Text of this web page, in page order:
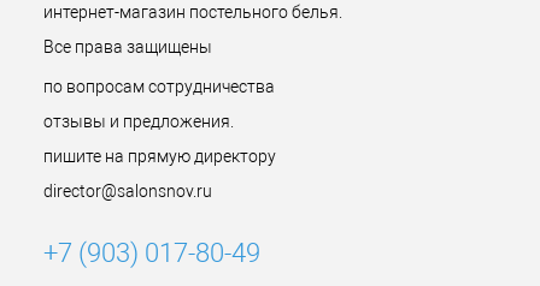
интернет-магазин постельного белья.
Все права защищены
по вопросам сотрудничества
отзывы и предложения.
пишите на прямую директору
director@salonsnov.ru
+7 (903) 017-80-49